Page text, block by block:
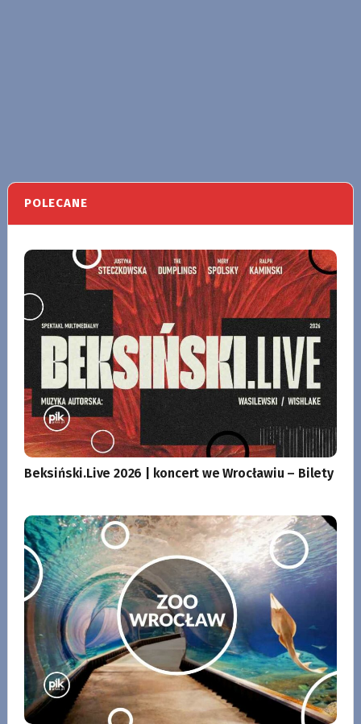
POLECANE
Beksiński.Live 2026 | koncert we Wrocławiu – Bilety